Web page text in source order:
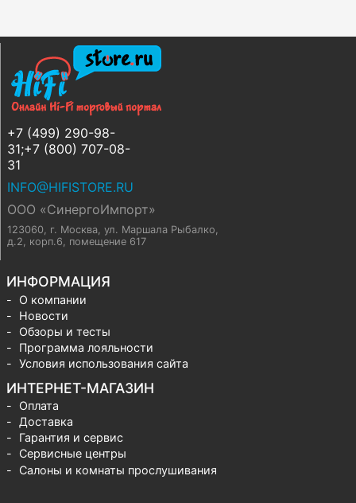
+7 (499) 290-98-
31;+7 (800) 707-08-
31
INFO@HIFISTORE.RU
ООО «СинергоИмпорт»
123060, г. Москва, ул. Маршала Рыбалко,
д.2, корп.6, помещение 617
ИНФОРМАЦИЯ
О компании
Новости
Обзоры и тесты
Программа лояльности
Условия использования сайта
ИНТЕРНЕТ-МАГАЗИН
Оплата
Доставка
Гарантия и сервис
Сервисные центры
Салоны и комнаты прослушивания